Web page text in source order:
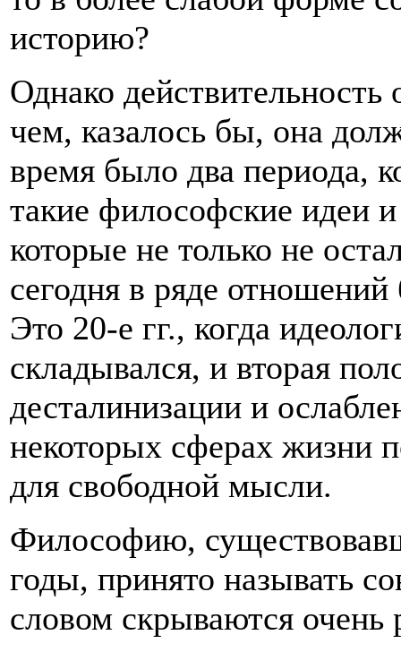
историю?
Однако действительность
чем, казалось бы, она
время было два периода,
такие философские идеи
которые не только не
сегодня в ряде
Это 20-е гг., когда
складывался, и вторая
десталинизации и
некоторых сферах жизни
для свободной мысли.
Философию,
годы, принято называть
словом скрываются